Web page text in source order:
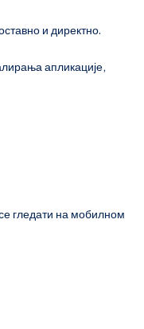
и директно.
апликације,
гледати на мобилном